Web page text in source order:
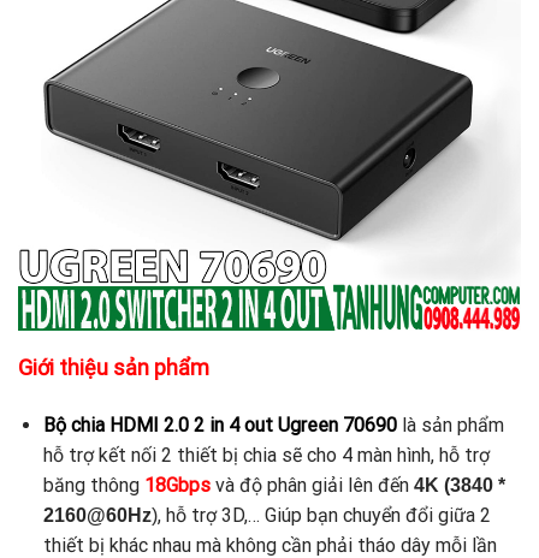
Giới thiệu sản phẩm
Bộ chia HDMI 2.0 2 in 4 out Ugreen 70690là sản phẩm
hỗ trợ kết nối 2 thiết bị chia sẽ cho 4 màn hình, hỗ trợ
băng thông 18Gbpsvà độ phân giải lên đến 4K (3840 *
2160@60Hz), hỗ trợ 3D,… Giúp bạn chuyển đổi giữa 2
thiết bị khác nhau mà không cần phải tháo dây mỗi lần